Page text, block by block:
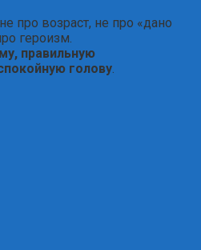
про возраст, не про «дано
героизм.
правильную
голову